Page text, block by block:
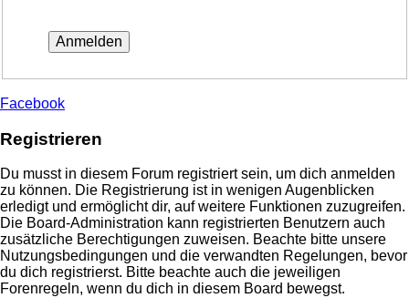
Facebook
Registrieren
Du musst in diesem Forum registriert sein, um dich anmelden
zu können. Die Registrierung ist in wenigen Augenblicken
erledigt und ermöglicht dir, auf weitere Funktionen zuzugreifen.
Die Board-Administration kann registrierten Benutzern auch
zusätzliche Berechtigungen zuweisen. Beachte bitte unsere
Nutzungsbedingungen und die verwandten Regelungen, bevor
du dich registrierst. Bitte beachte auch die jeweiligen
Forenregeln, wenn du dich in diesem Board bewegst.